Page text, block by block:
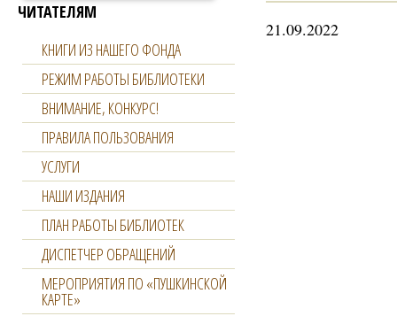
21.09.2022
ЧИТАТЕЛЯМ
КНИГИ ИЗ НАШЕГО ФОНДА
РЕЖИМ РАБОТЫ БИБЛИОТЕКИ
ВНИМАНИЕ, КОНКУРС!
ПРАВИЛА ПОЛЬЗОВАНИЯ
УСЛУГИ
НАШИ ИЗДАНИЯ
ПЛАН РАБОТЫ БИБЛИОТЕК
ДИСПЕТЧЕР ОБРАЩЕНИЙ
МЕРОПРИЯТИЯ ПО «ПУШКИНСКОЙ
КАРТЕ»